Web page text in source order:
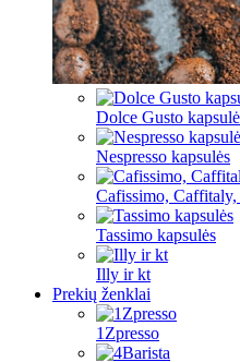
Dolce Gusto
Nespresso kapsulės
Cafissimo,
Tassimo kapsulės
Illy ir kt
Prekių ženklai
1Zpresso